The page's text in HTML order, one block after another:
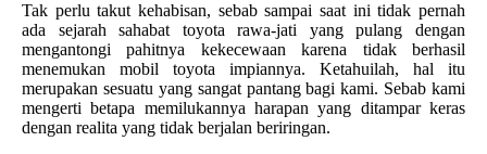
Tak perlu takut kehabisan, sebab sampai saat ini tidak pernah
ada sejarah sahabat toyota rawa-jati yang pulang dengan
mengantongi pahitnya kekecewaan karena tidak berhasil
menemukan mobil toyota impiannya. Ketahuilah, hal itu
merupakan sesuatu yang sangat pantang bagi kami. Sebab kami
mengerti betapa memilukannya harapan yang ditampar keras
dengan realita yang tidak berjalan beriringan.